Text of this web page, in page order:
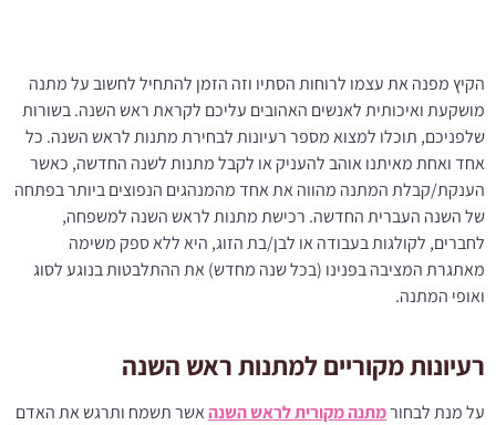
הקיץ מפנה את עצמו לרוחות הסתיו וזה הזמן להתחיל לחשוב על מתנה
מושקעת ואיכותית לאנשים האהובים עליכם לקראת ראש השנה. בשורות
שלפניכם, תוכלו למצוא מספר רעיונות לבחירת מתנות לראש השנה. כל
אחד ואחת מאיתנו אוהב להעניק או לקבל מתנות לשנה החדשה, כאשר
הענקת/קבלת המתנה מהווה את אחד מהמנהגים הנפוצים ביותר בפתחה
של השנה העברית החדשה. רכישת מתנות לראש השנה למשפחה,
לחברים, לקולגות בעבודה או לבן/בת הזוג, היא ללא ספק משימה
מאתגרת המציבה בפנינו (בכל שנה מחדש) את ההתלבטות בנוגע לסוג
ואופי המתנה.
רעיונות מקוריים למתנות ראש השנה
על מנת לבחורמתנה מקורית לראש השנהאשר תשמח ותרגש את האדם